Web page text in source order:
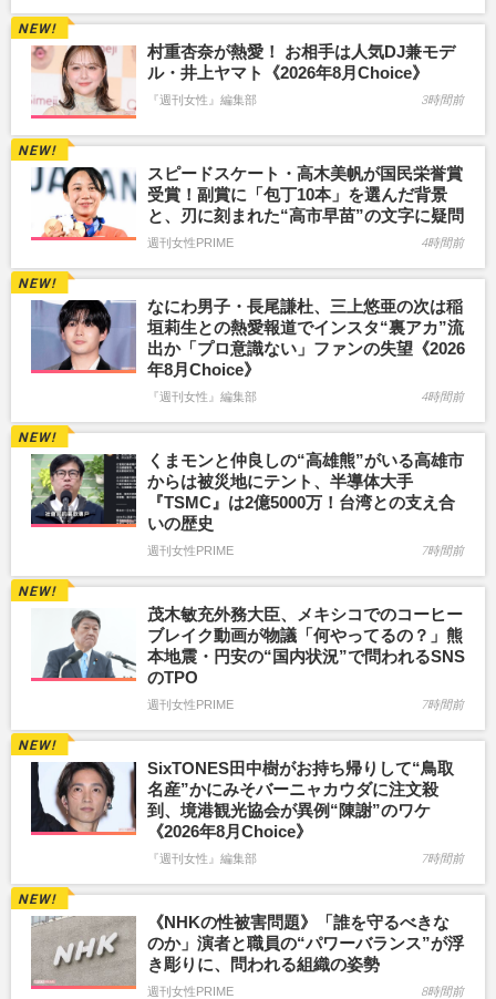
村重杏奈が熱愛！ お相手は人気DJ兼モデ
ル・井上ヤマト《2026年8月Choice》
『週刊女性』編集部 3時間前
スピードスケート・高木美帆が国民栄誉賞
受賞！副賞に「包丁10本」を選んだ背景
と、刃に刻まれた“高市早苗”の文字に疑問
週刊女性PRIME 4時間前
なにわ男子・長尾謙杜、三上悠亜の次は稲
垣莉生との熱愛報道でインスタ“裏アカ”流
出か「プロ意識ない」ファンの失望《2026
年8月Choice》
『週刊女性』編集部 4時間前
くまモンと仲良しの“高雄熊”がいる高雄市
からは被災地にテント、半導体大手
『TSMC』は2億5000万！台湾との支え合
いの歴史
週刊女性PRIME 7時間前
茂木敏充外務大臣、メキシコでのコーヒー
ブレイク動画が物議「何やってるの？」熊
本地震・円安の“国内状況”で問われるSNS
のTPO
週刊女性PRIME 7時間前
SixTONES田中樹がお持ち帰りして“鳥取
名産”かにみそバーニャカウダに注文殺
到、境港観光協会が異例“陳謝”のワケ
《2026年8月Choice》
『週刊女性』編集部 7時間前
《NHKの性被害問題》「誰を守るべきな
のか」演者と職員の“パワーバランス”が浮
き彫りに、問われる組織の姿勢
週刊女性PRIME 8時間前